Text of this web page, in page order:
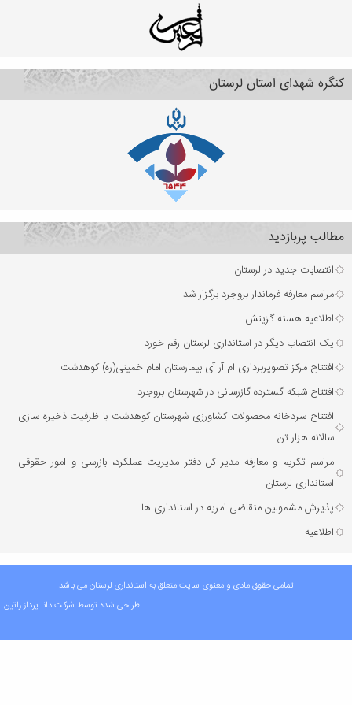
کنگره شهدای استان لرستان
مطالب پربازدید
انتصابات جدید در لرستان
مراسم معارفه فرماندار بروجرد برگزار شد
اطلاعیه هسته گزینش
یک انتصاب دیگر در استانداری لرستان رقم خورد
افتتاح مرکز تصویربرداری ام آر آی بیمارستان امام خمینی(ره) کوهدشت
افتتاح شبکه گسترده گازرسانی در شهرستان بروجرد
افتتاح سردخانه محصولات کشاورزی شهرستان کوهدشت با ظرفیت ذخیره‌ سازی
سالانه هزار تن
مراسم تکریم و معارفه مدیر کل دفتر مدیریت عملکرد، بازرسی و امور حقوقی
استانداری لرستان
پذیرش مشمولین متقاضی امریه در استانداری ها
اطلاعیه
تمامی حقوق مادی و معنوی سایت متعلق به استانداری لرستان می باشد.
طراحی شده توسط شرکتدانا پرداز راتین